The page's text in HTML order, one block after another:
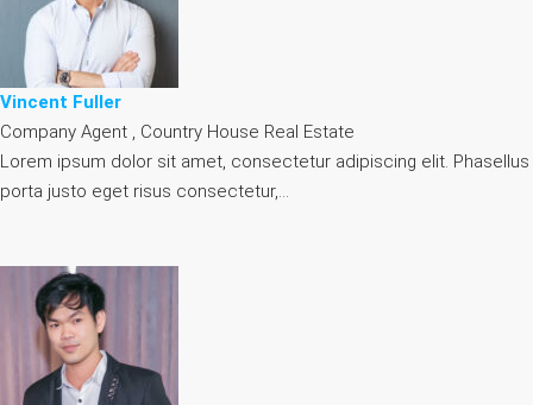
Vincent Fuller
Company Agent , Country House Real Estate
Lorem ipsum dolor sit amet, consectetur adipiscing elit. Phasellus
porta justo eget risus consectetur,…